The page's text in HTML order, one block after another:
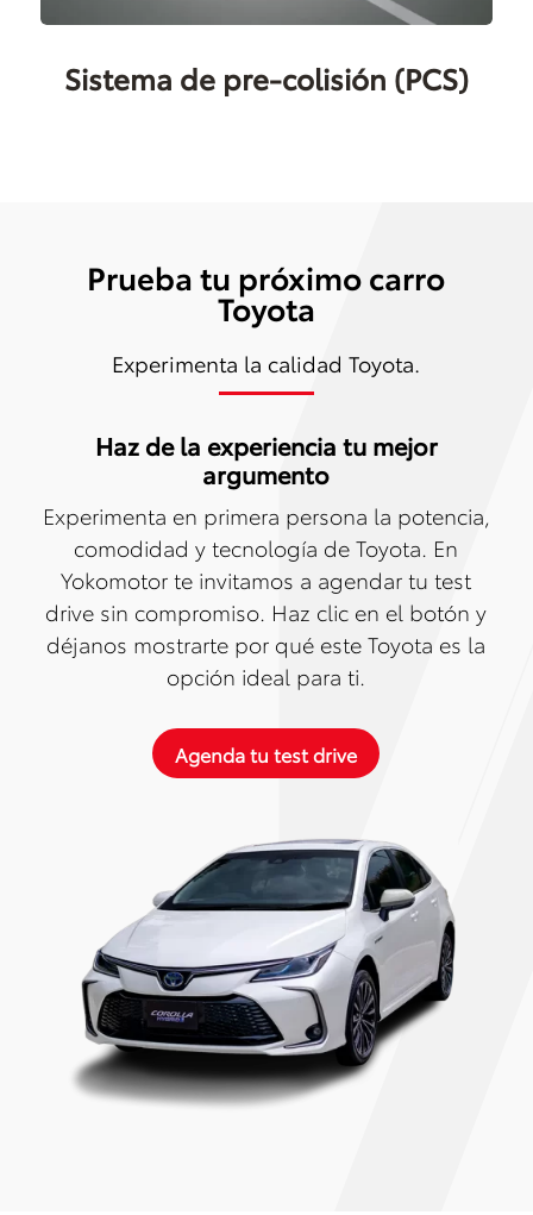
Sistema de pre-colisión (PCS)
Prueba tu próximo carro
Toyota
Experimenta la calidad Toyota.
Haz de la experiencia tu mejor
argumento
Experimenta en primera persona la potencia,
comodidad y tecnología de Toyota. En
Yokomotor te invitamos a agendar tu test
drive sin compromiso. Haz clic en el botón y
déjanos mostrarte por qué este Toyota es la
opción ideal para ti.
Agenda tu test drive